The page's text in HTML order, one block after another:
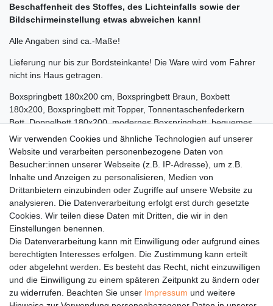
Beschaffenheit des Stoffes, des Lichteinfalls sowie der
Bildschirmeinstellung etwas abweichen kann!
Alle Angaben sind ca.-Maße!
Lieferung nur bis zur Bordsteinkante! Die Ware wird vom Fahrer
nicht ins Haus getragen.
Boxspringbett 180x200 cm, Boxspringbett Braun, Boxbett
180x200, Boxspringbett mit Topper, Tonnentaschenfederkern
Bett, Doppelbett 180x200, modernes Boxspringbett, bequemes
Bett Schlafzimmer, Bett mit Kopfteil Braun, Luxus Boxspringbett
Dieses Boxspringbett 180x200 Braun mit
Tonnentaschenfederkern und Topper ist die perfekte Wahl für alle,
die Wert auf Komfort, Design und Qualität legen. Verwandeln Sie
Ihr Schlafzimmer in eine Wohlfühloase und genießen Sie jede
Nacht erholsamen Schlaf auf höchstem Niveau.
Rechtliches
Service
Wir verwenden Cookies und ähnliche Technologien auf unserer
Website und verarbeiten personenbezogene Daten von
Besucher:innen unserer Webseite (z.B. IP-Adresse), um z.B.
Inhalte und Anzeigen zu personalisieren, Medien von
Drittanbietern einzubinden oder Zugriffe auf unsere Website zu
analysieren. Die Datenverarbeitung erfolgt erst durch gesetzte
Cookies. Wir teilen diese Daten mit Dritten, die wir in den
Einstellungen benennen.
Die Datenverarbeitung kann mit Einwilligung oder aufgrund eines
berechtigten Interesses erfolgen. Die Zustimmung kann erteilt
oder abgelehnt werden. Es besteht das Recht, nicht einzuwilligen
und die Einwilligung zu einem späteren Zeitpunkt zu ändern oder
zu widerrufen. Beachten Sie unser Impressum und weitere